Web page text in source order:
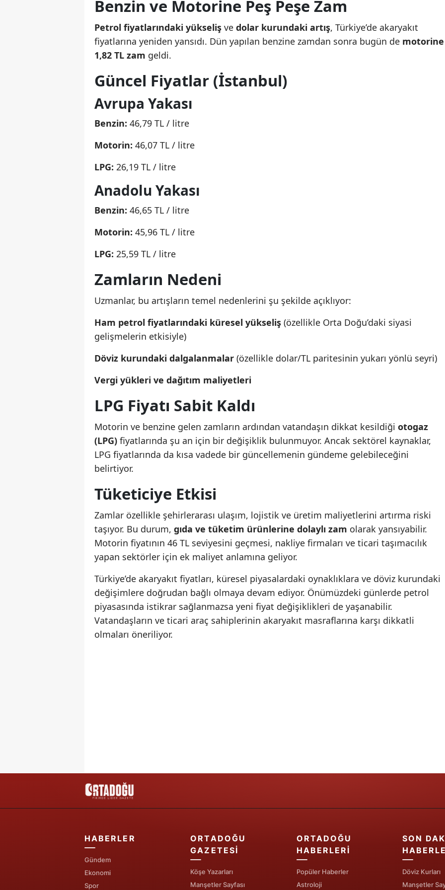
Mersin
İstanbul
Kars
Mardin
Muğla
Nevşehir
Sakarya
Tekirdağ
Tokat
Trabzon
Tunceli
Şanlıurfa
Batman
Ardahan
Benzin ve Motorine Peş Peşe Zam
Petrol fiyatlarındaki yükseliş ve dolar kurundaki artış, Türkiye’de akaryakıt
fiyatlarına yeniden yansıdı. Dün yapılan benzine zamdan sonra bugün de motorine
1,82 TL zam geldi.
Güncel Fiyatlar (İstanbul)
Avrupa Yakası
Benzin: 46,79 TL / litre
Motorin: 46,07 TL / litre
LPG: 26,19 TL / litre
Anadolu Yakası
Benzin: 46,65 TL / litre
Motorin: 45,96 TL / litre
LPG: 25,59 TL / litre
Zamların Nedeni
Uzmanlar, bu artışların temel nedenlerini şu şekilde açıklıyor:
Ham petrol fiyatlarındaki küresel yükseliş (özellikle Orta Doğu’daki siyasi
gelişmelerin etkisiyle)
Döviz kurundaki dalgalanmalar (özellikle dolar/TL paritesinin yukarı yönlü seyri)
Vergi yükleri ve dağıtım maliyetleri
LPG Fiyatı Sabit Kaldı
Motorin ve benzine gelen zamların ardından vatandaşın dikkat kesildiği otogaz
(LPG) fiyatlarında şu an için bir değişiklik bulunmuyor. Ancak sektörel kaynaklar,
LPG fiyatlarında da kısa vadede bir güncellemenin gündeme gelebileceğini
belirtiyor.
Tüketiciye Etkisi
Zamlar özellikle şehirlerarası ulaşım, lojistik ve üretim maliyetlerini artırma riski
taşıyor. Bu durum, gıda ve tüketim ürünlerine dolaylı zam olarak yansıyabilir.
Motorin fiyatının 46 TL seviyesini geçmesi, nakliye firmaları ve ticari taşımacılık
yapan sektörler için ek maliyet anlamına geliyor.
Türkiye’de akaryakıt fiyatları, küresel piyasalardaki oynaklıklara ve döviz kurundaki
değişimlere doğrudan bağlı olmaya devam ediyor. Önümüzdeki günlerde petrol
piyasasında istikrar sağlanmazsa yeni fiyat değişiklikleri de yaşanabilir.
Vatandaşların ve ticari araç sahiplerinin akaryakıt masraflarına karşı dikkatli
olmaları öneriliyor.
HABERLER
Gündem
Ekonomi
Spor
ORTADOĞU
GAZETESI
Köşe Yazarları
Manşetler Sayfası
ORTADOĞU
HABERLERI
Popüler Haberler
Astroloji
SON
Döviz Kurları
Manşetler